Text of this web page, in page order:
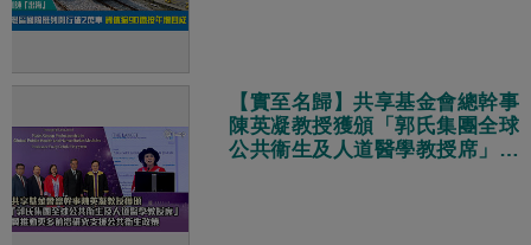
【實至名歸】共享基金會總幹事
陳英凝教授獲頒「郭氏集團全球
公共衞生及人道醫學教授席」：